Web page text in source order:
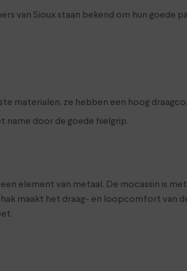
van Sioux staan bekend om hun goede
materialen, ze hebben een hoog
name door de goede hielgrip.
element van metaal. De mocassin is
maakt het draag- en loopcomfort van